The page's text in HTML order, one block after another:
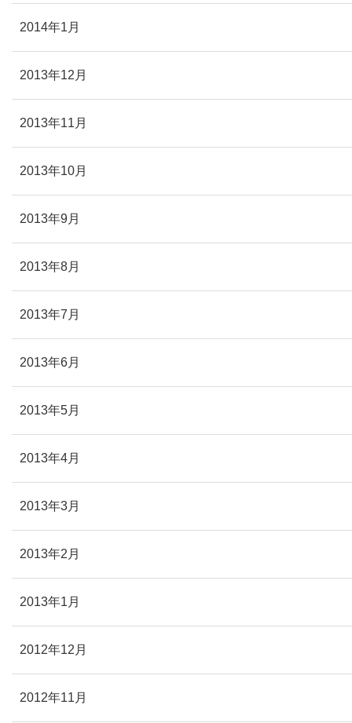
2014年1月
2013年12月
2013年11月
2013年10月
2013年9月
2013年8月
2013年7月
2013年6月
2013年5月
2013年4月
2013年3月
2013年2月
2013年1月
2012年12月
2012年11月